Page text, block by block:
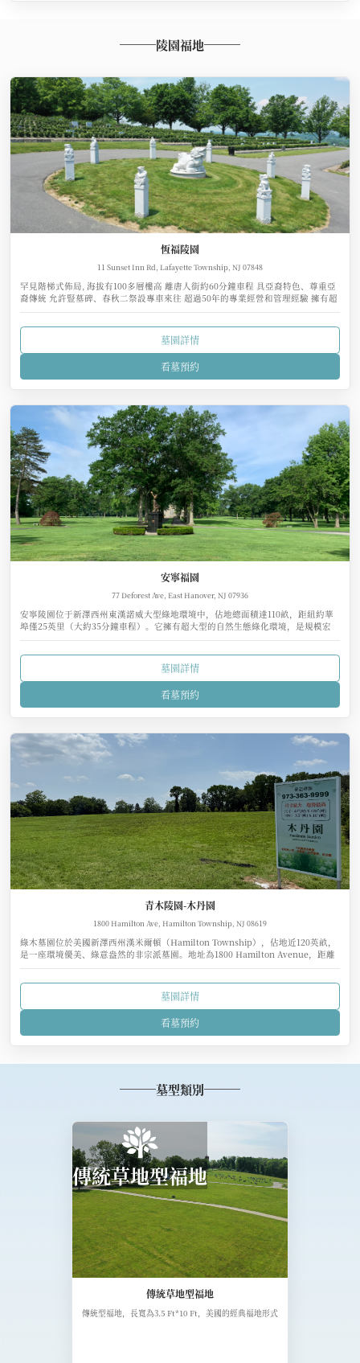
陵園福地
恆福陵園
11 Sunset Inn Rd, Lafayette Township, NJ 07848
罕見階梯式佈局, 海拔有100多層樓高 離唐人街約60分鐘車程 具亞裔特色、尊重亞
裔傳統 允許豎墓碑、春秋二祭設專車來往 超過50年的專業經營和管理經驗 擁有超
過8000萬美元的管理基金
墓園詳情
看墓預約
安寧福園
77 Deforest Ave, East Hanover, NJ 07936
安寧陵園位于新澤西州東漢諾威大型綠地環境中，佔地總面積達110畝，距紐約華
埠僅25英里（大約35分鐘車程）。它擁有超大型的自然生態綠化環境，是規模宏
大、自然環境最優美的生態墓園。
墓園詳情
看墓預約
青木陵園-木丹園
1800 Hamilton Ave, Hamilton Township, NJ 08619
綠木墓園位於美國新澤西州漢米爾頓（Hamilton Township），佔地近120英畝，
是一座環境優美、綠意盎然的非宗派墓園。地址為1800 Hamilton Avenue，距離
州府特倫頓（Trenton）約6英里、紐約市約60英里、費城僅35英里，交通相當便
墓園詳情
看墓預約
墓型類別
傳統草地型福地
傳統草地型福地
傳統型福地，長寬為3.5 Ft*10 Ft，美國的經典福地形式